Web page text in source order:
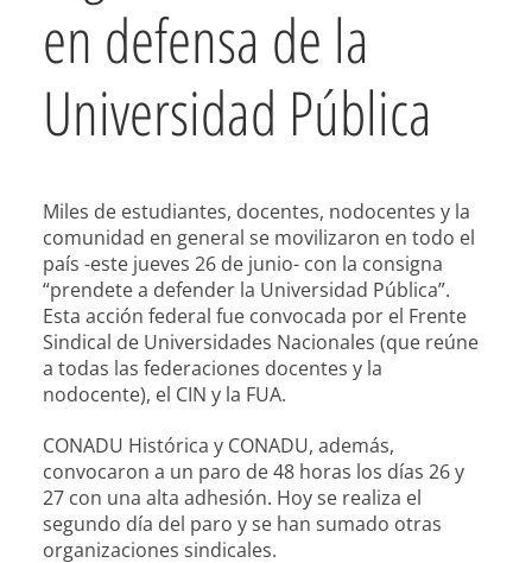
en defensa de la
Universidad Pública
Miles de estudiantes, docentes, nodocentes y la
comunidad en general se movilizaron en todo el
país -este jueves 26 de junio- con la consigna
“prendete a defender la Universidad Pública”.
Esta acción federal fue convocada por el Frente
Sindical de Universidades Nacionales (que reúne
a todas las federaciones docentes y la
nodocente), el CIN y la FUA.
CONADU Histórica y CONADU, además,
convocaron a un paro de 48 horas los días 26 y
27 con una alta adhesión. Hoy se realiza el
segundo día del paro y se han sumado otras
organizaciones sindicales.